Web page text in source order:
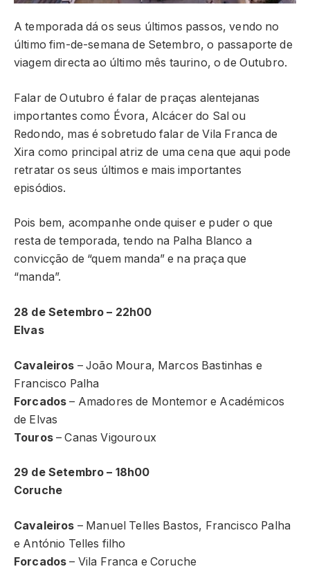
A temporada dá os seus últimos passos, vendo no
último fim-de-semana de Setembro, o passaporte de
viagem directa ao último mês taurino, o de Outubro.
Falar de Outubro é falar de praças alentejanas
importantes como Évora, Alcácer do Sal ou
Redondo, mas é sobretudo falar de Vila Franca de
Xira como principal atriz de uma cena que aqui pode
retratar os seus últimos e mais importantes
episódios.
Pois bem, acompanhe onde quiser e puder o que
resta de temporada, tendo na Palha Blanco a
convicção de “quem manda” e na praça que
“manda”.
28 de Setembro – 22h00
Elvas
Cavaleiros – João Moura, Marcos Bastinhas e
Francisco Palha
Forcados – Amadores de Montemor e Académicos
de Elvas
Touros– Canas Vigouroux
29 de Setembro – 18h00
Coruche
Cavaleiros – Manuel Telles Bastos, Francisco Palha
e António Telles filho
Forcados – Vila Franca e Coruche